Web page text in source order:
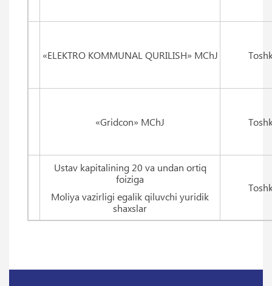
«ELEKTRO KOMMUNAL QURILISH» MChJ
«Gridcon» MChJ
Ustav kapitalining 20 va undan ortiq
foiziga
Moliya vazirligi egalik qiluvchi yuridik
shaxslar